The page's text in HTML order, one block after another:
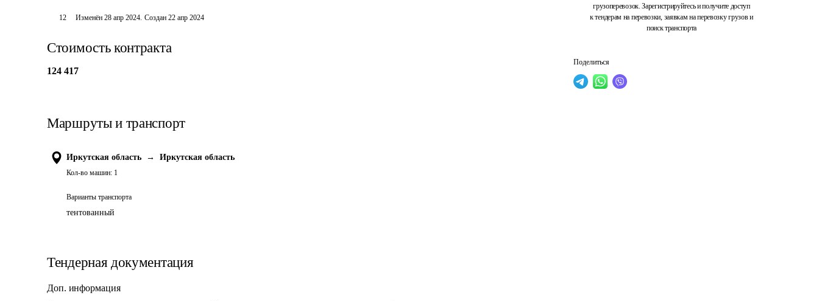
грузоперевозок. Зарегистрируйтесь и получите доступ
к тендерам на перевозки, заявкам на перевозку грузов и
поиск транспорта
Поделиться
12 Изменён28 апр 2024. Создан 22 апр 2024
Стоимость контракта
124 417
Маршруты и транспорт
Иркутская область → Иркутская область
Кол-во машин: 1
Варианты транспорта
тентованный
Тендерная документация
Доп. информация